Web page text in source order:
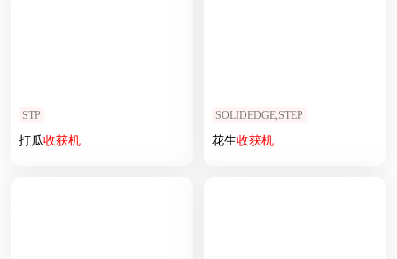
STP
打瓜收获机
SOLIDEDGE,STEP
花生收获机